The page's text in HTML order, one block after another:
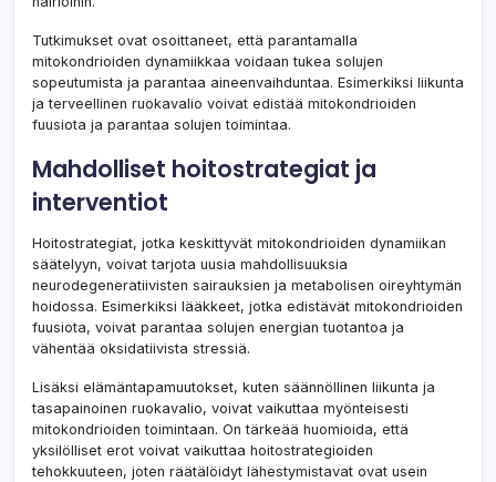
Tutkimukset ovat osoittaneet, että parantamalla
mitokondrioiden dynamiikkaa voidaan tukea solujen
sopeutumista ja parantaa aineenvaihduntaa. Esimerkiksi liikunta
ja terveellinen ruokavalio voivat edistää mitokondrioiden
fuusiota ja parantaa solujen toimintaa.
Mahdolliset hoitostrategiat ja
interventiot
Hoitostrategiat, jotka keskittyvät mitokondrioiden dynamiikan
säätelyyn, voivat tarjota uusia mahdollisuuksia
neurodegeneratiivisten sairauksien ja metabolisen oireyhtymän
hoidossa. Esimerkiksi lääkkeet, jotka edistävät mitokondrioiden
fuusiota, voivat parantaa solujen energian tuotantoa ja
vähentää oksidatiivista stressiä.
Lisäksi elämäntapamuutokset, kuten säännöllinen liikunta ja
tasapainoinen ruokavalio, voivat vaikuttaa myönteisesti
mitokondrioiden toimintaan. On tärkeää huomioida, että
yksilölliset erot voivat vaikuttaa hoitostrategioiden
tehokkuuteen, joten räätälöidyt lähestymistavat ovat usein